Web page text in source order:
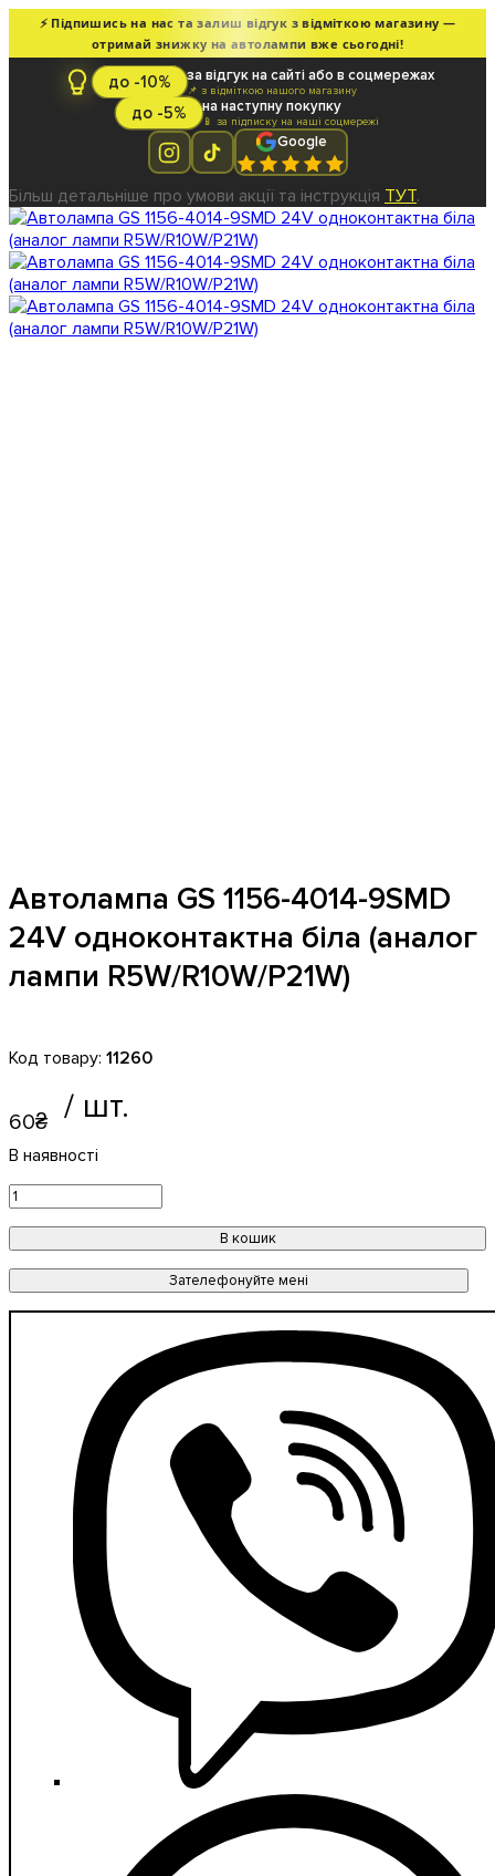
⚡ Підпишись на нас та залиш відгук з відміткою магазину —
отримай знижку на автолампи вже сьогодні!
до -10% за відгук на сайті або в соцмережах
📌 з відміткою нашого магазину
до -5% на наступну покупку
📱 за підписку на наші соцмережі
Google
Більш детальніше про умови акції та інструкція ТУТ.
Автолампа GS 1156-4014-9SMD
24V одноконтактна біла (аналог
лампи R5W/R10W/P21W)
11260
60₴
В кошик
Зателефонуйте мені